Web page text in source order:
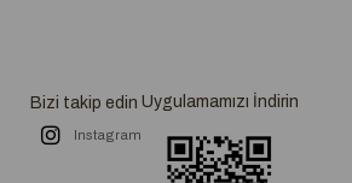
Bizi takip edin
Instagram
Uygulamamızı İndirin